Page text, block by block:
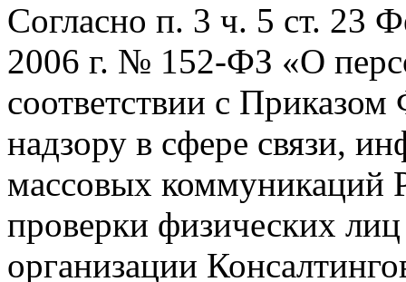
Согласно п. 3 ч. 5 ст. 23
2006 г. № 152-ФЗ «О
соответствии с
надзору в сфере связи,
массовых коммуникаций
проверки физических
организации